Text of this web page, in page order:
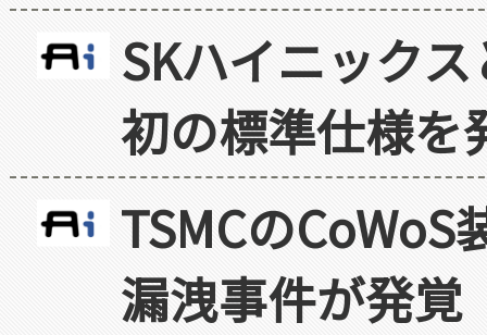
SKハイニック
初の標準仕様を
TSMCの
漏洩事件が発覚